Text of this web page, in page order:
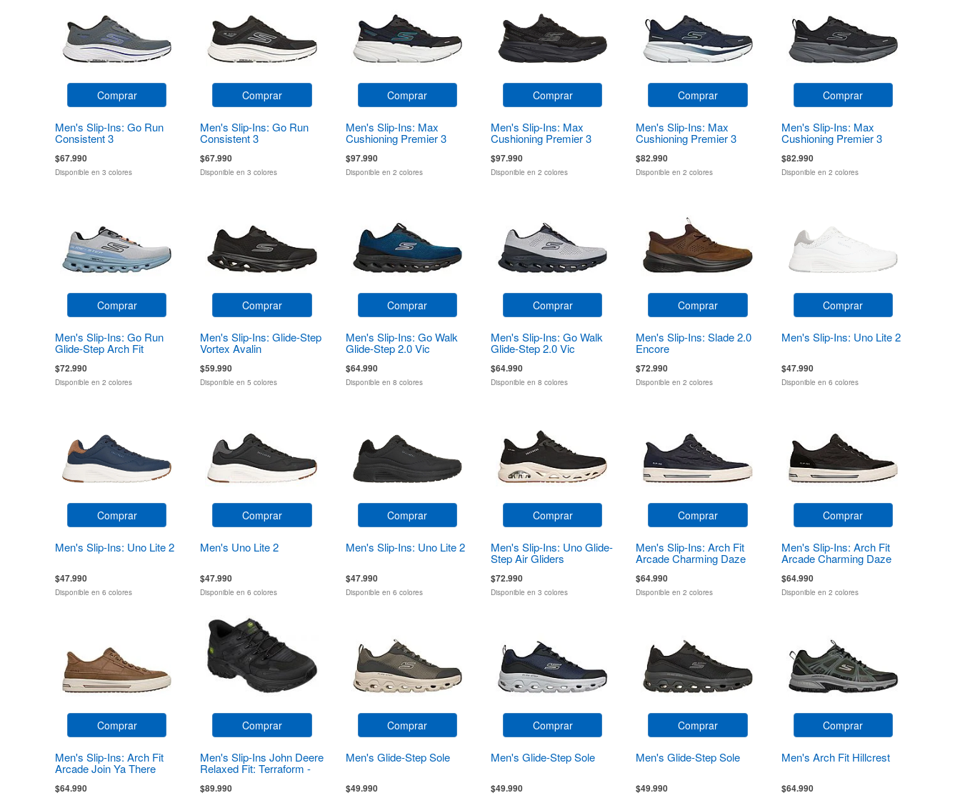
Comprar
Men's Slip-Ins: Go Run
Consistent 3
$67.990
Disponible en 3 colores
Comprar
Men's Slip-Ins: Go Run
Consistent 3
$67.990
Disponible en 3 colores
Comprar
Men's Slip-Ins: Max
Cushioning Premier 3
$97.990
Disponible en 2 colores
Comprar
Men's Slip-Ins: Max
Cushioning Premier 3
$97.990
Disponible en 2 colores
Comprar
Men's Slip-Ins: Max
Cushioning Premier 3
$82.990
Disponible en 2 colores
Comprar
Men's Slip-Ins: Max
Cushioning Premier 3
$82.990
Disponible en 2 colores
Comprar
Men's Slip-Ins: Go Run
Glide-Step Arch Fit
$72.990
Disponible en 2 colores
Comprar
Men's Slip-Ins: Glide-Step
Vortex Avalin
$59.990
Disponible en 5 colores
Comprar
Men's Slip-Ins: Go Walk
Glide-Step 2.0 Vic
$64.990
Disponible en 8 colores
Comprar
Men's Slip-Ins: Go Walk
Glide-Step 2.0 Vic
$64.990
Disponible en 8 colores
Comprar
Men's Slip-Ins: Slade 2.0
Encore
$72.990
Disponible en 2 colores
Comprar
Men's Slip-Ins: Uno Lite 2
$47.990
Disponible en 6 colores
Comprar
Men's Slip-Ins: Uno Lite 2
$47.990
Disponible en 6 colores
Comprar
Men's Uno Lite 2
$47.990
Disponible en 6 colores
Comprar
Men's Slip-Ins: Uno Lite 2
$47.990
Disponible en 6 colores
Comprar
Men's Slip-Ins: Uno Glide-
Step Air Gliders
$72.990
Disponible en 3 colores
Comprar
Men's Slip-Ins: Arch Fit
Arcade Charming Daze
$64.990
Disponible en 2 colores
Comprar
Men's Slip-Ins: Arch Fit
Arcade Charming Daze
$64.990
Disponible en 2 colores
Comprar
Men's Slip-Ins: Arch Fit
Arcade Join Ya There
$64.990
Comprar
Men's Slip-Ins John Deere
Relaxed Fit: Terraform -
$89.990
Comprar
Men's Glide-Step Sole
$49.990
Comprar
Men's Glide-Step Sole
$49.990
Comprar
Men's Glide-Step Sole
$49.990
Comprar
Men's Arch Fit Hillcrest
$64.990